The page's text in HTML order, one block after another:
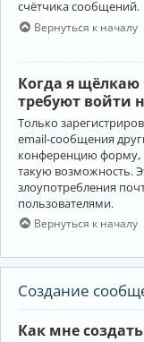
счётчика сообщений.
Вернуться к началу
Когда я щёлкаю
требуют войти
Только
email-сообщения
конференцию форму,
такую возможность.
злоупотребления
пользователями.
Вернуться к началу
Создание
Как мне